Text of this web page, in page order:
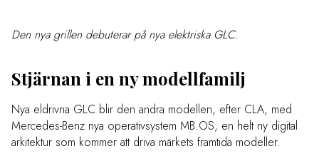
Den nya grillen debuterar på nya elektriska GLC.
Stjärnan i en ny modellfamilj
Nya eldrivna GLC blir den andra modellen, efter CLA, med
Mercedes-Benz nya operativsystem MB.OS, en helt ny digital
arkitektur som kommer att driva märkets framtida modeller.